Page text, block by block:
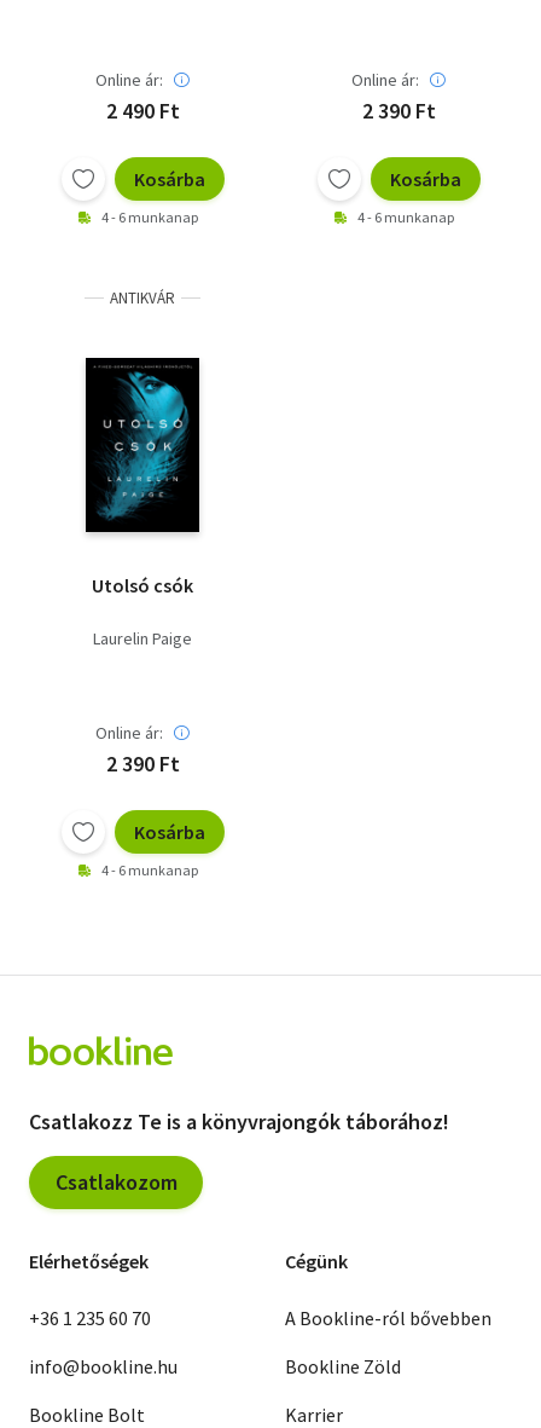
Online ár:
2 490 Ft
Kosárba
4 - 6 munkanap
Online ár:
2 390 Ft
Kosárba
4 - 6 munkanap
ANTIKVÁR
Utolsó csók
Laurelin Paige
Online ár:
2 390 Ft
Kosárba
4 - 6 munkanap
Csatlakozz Te is a könyvrajongók táborához!
Csatlakozom
Elérhetőségek
+36 1 235 60 70
info@bookline.hu
Bookline Bolt
Cégünk
A Bookline-ról bővebben
Bookline Zöld
Karrier